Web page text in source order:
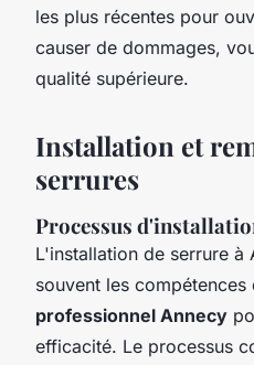
les plus récentes pour
causer de dommages,
qualité supérieure.
Installation et
serrures
Processus
L'installation de serrure à
souvent les compétences
professionnel Annecy
efficacité. Le processus